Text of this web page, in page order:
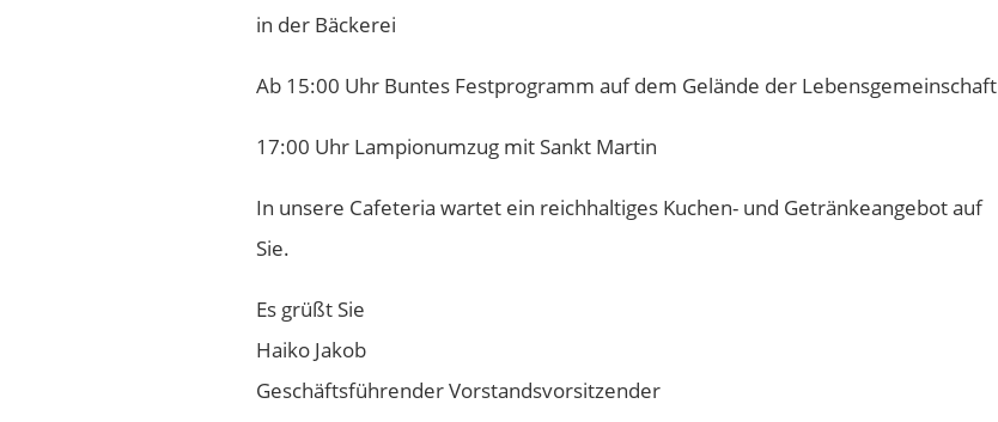
in der Bäckerei
Ab 15:00 Uhr Buntes Festprogramm auf dem Gelände der Lebensgemeinschaft
17:00 Uhr Lampionumzug mit Sankt Martin
In unsere Cafeteria wartet ein reichhaltiges Kuchen- und Getränkeangebot auf
Sie.
Es grüßt Sie
Haiko Jakob
Geschäftsführender Vorstandsvorsitzender